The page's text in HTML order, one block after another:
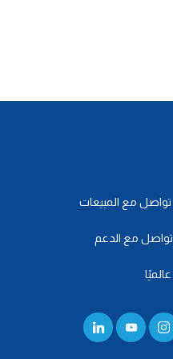
تواصل مع المبيعات
تواصل مع الدعم
عالميًا